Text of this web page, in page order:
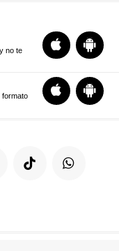
no te
formato